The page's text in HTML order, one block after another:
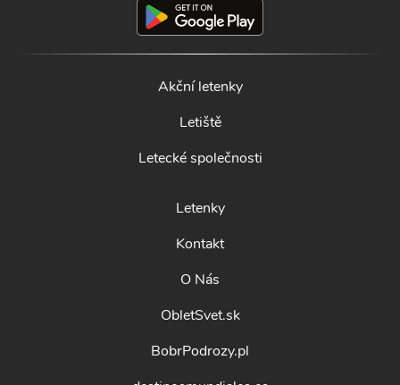
Akční letenky
Letiště
Letecké společnosti
Letenky
Kontakt
O Nás
ObletSvet.sk
BobrPodrozy.pl